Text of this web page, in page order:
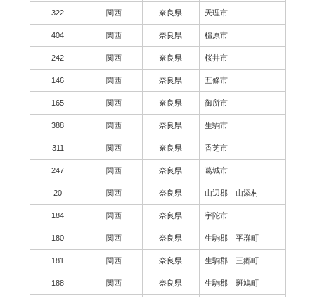
322 関西 奈良県 天理市
404 関西 奈良県 橿原市
242 関西 奈良県 桜井市
146 関西 奈良県 五條市
165 関西 奈良県 御所市
388 関西 奈良県 生駒市
311 関西 奈良県 香芝市
247 関西 奈良県 葛城市
20 関西 奈良県 山辺郡 山添村
184 関西 奈良県 宇陀市
180 関西 奈良県 生駒郡 平群町
181 関西 奈良県 生駒郡 三郷町
188 関西 奈良県 生駒郡 斑鳩町